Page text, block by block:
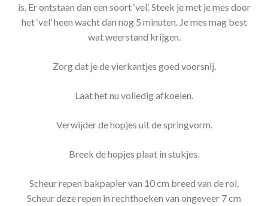
is. Er ontstaan dan een soort ‘vel’. Steek je met je mes door
het ‘vel’ heen wacht dan nog 5 minuten. Je mes mag best
wat weerstand krijgen.
Zorg dat je de vierkantjes goed voorsnij.
Laat het nu volledig afkoelen.
Verwijder de hopjes uit de springvorm.
Breek de hopjes plaat in stukjes.
Scheur repen bakpapier van 10 cm breed van de rol.
Scheur deze repen in rechthoeken van ongeveer 7 cm